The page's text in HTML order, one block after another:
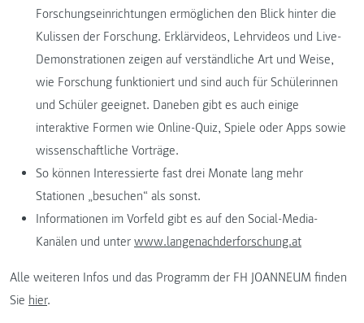
Forschungseinrichtungen ermöglichen den Blick hinter die
Kulissen der Forschung. Erklärvideos, Lehrvideos und Live-
Demonstrationen zeigen auf verständliche Art und Weise,
wie Forschung funktioniert und sind auch für Schülerinnen
und Schüler geeignet. Daneben gibt es auch einige
interaktive Formen wie Online-Quiz, Spiele oder Apps sowie
wissenschaftliche Vorträge.
So können Interessierte fast drei Monate lang mehr
Stationen „besuchen“ als sonst.
Informationen im Vorfeld gibt es auf den Social-Media-
Kanälen und unter www.langenachderforschung.at
Alle weiteren Infos und das Programm der FH JOANNEUM finden
Sie hier.